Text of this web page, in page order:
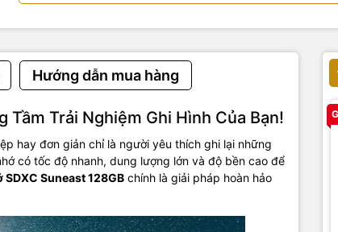
Hướng dẫn mua hàng
Tầm Trải Nghiệm Ghi Hình Của Bạn!
hay đơn giản chỉ là người yêu thích ghi lại những
có tốc độ nhanh, dung lượng lớn và độ bền cao để
SDXC Suneast 128GB chính là giải pháp hoàn hảo